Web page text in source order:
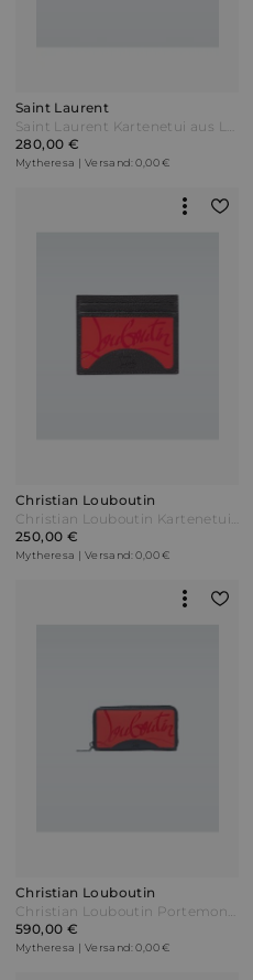
Saint Laurent
Saint Laurent Kartenetui aus Leder Schwarz
280,00 €
Mytheresa | Versand: 0,00 €
Christian Louboutin
Christian Louboutin Kartenetui Kios aus Leder Schwarz
250,00 €
Mytheresa | Versand: 0,00 €
Christian Louboutin
Christian Louboutin Portemonnaie XL Panettone Bunt
590,00 €
Mytheresa | Versand: 0,00 €